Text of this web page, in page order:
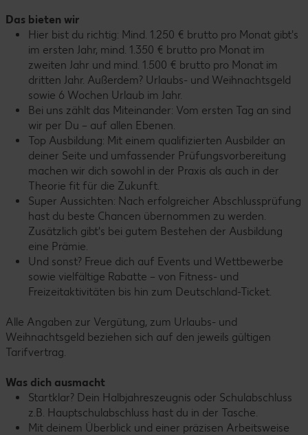
Das bieten wir
Hier bist du richtig: Mind. 1.250 € brutto pro Monat gibt's
im ersten Jahr, mind. 1.350 € brutto pro Monat im
zweiten Jahr und mind. 1.500 € brutto pro Monat im
dritten Jahr. Außerdem? Urlaubs- und Weihnachtsgeld
sowie 6 Wochen Urlaub im Jahr.
Bei uns zählt das Miteinander: Vom ersten Tag an sind
wir per Du – auf allen Ebenen.
Top Ausbildung: Mit einem qualifizierten Ausbilder an
deiner Seite und umfassender Prüfungsvorbereitung
machen wir dich sowohl in der Praxis als auch in der
Theorie fit für die Zukunft.
Super Aussichten: Nach erfolgreicher Abschlussprüfung
hast du beste Chancen übernommen zu werden.
Zusätzlich gibt's bei gutem Bestehen der Ausbildung
eine Prämie.
Und sonst? Freue dich auf Events und Wettbewerbe
sowie vielfältige Rabatte – von Fitness- und
Freizeitaktivitäten bis hin zum Deutschland-Ticket.
Alle Angaben zur Vergütung, zum Urlaubs- und
Weihnachtsgeld beziehen sich auf den jeweils gültigen
Tarifvertrag.
Was dich ausmacht
Startklar? Dein Halbjahreszeugnis oder Schulabschluss
z.B. Hauptschulabschluss hast du in der Tasche.
Mit deinem Überblick und einer präzisen Arbeitsweise